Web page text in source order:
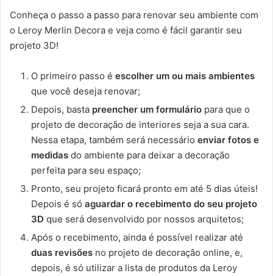
Conheça o passo a passo para renovar seu ambiente com
o Leroy Merlin Decora e veja como é fácil garantir seu
projeto 3D!
O primeiro passo é escolher um ou mais ambientes
que você deseja renovar;
Depois, basta preencher um formulário para que o
projeto de decoração de interiores seja a sua cara.
Nessa etapa, também será necessário enviar fotos e
medidas do ambiente para deixar a decoração
perfeita para seu espaço;
Pronto, seu projeto ficará pronto em até 5 dias úteis!
Depois é só aguardar o recebimento do seu projeto
3D que será desenvolvido por nossos arquitetos;
Após o recebimento, ainda é possível realizar até
duas revisões no projeto de decoração online, e,
depois, é só utilizar a lista de produtos da Leroy